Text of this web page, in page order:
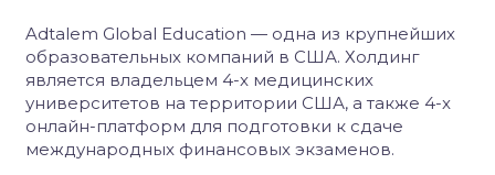
Adtalem Global Education — одна из крупнейших
образовательных компаний в США. Холдинг
является владельцем 4-x медицинских
университетов на территории США, а также 4-x
онлайн-платформ для подготовки к сдаче
международных финансовых экзаменов.